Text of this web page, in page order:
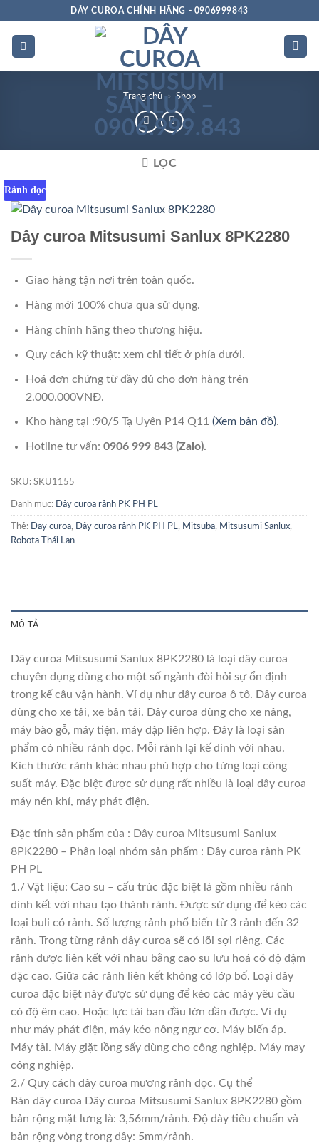
dung
DÂY CUROA CHÍNH HÃNG - 0906999843
Trang chủ » Shop
LỌC
Rảnh dọc
Dây curoa Mitsusumi Sanlux 8PK2280
Giao hàng tận nơi trên toàn quốc.
Hàng mới 100% chưa qua sử dụng.
Hàng chính hãng theo thương hiệu.
Quy cách kỹ thuật: xem chi tiết ở phía dưới.
Hoá đơn chứng từ đầy đủ cho đơn hàng trên
2.000.000VNĐ.
Kho hàng tại :90/5 Tạ Uyên P14 Q11 (Xem bản đồ).
Hotline tư vấn: 0906 999 843 (Zalo).
SKU: SKU1155
Danh mục: Dây curoa rảnh PK PH PL
Thẻ: Day curoa, Dây curoa rảnh PK PH PL , Mitsuba, Mitsusumi Sanlux,
Robota Thái Lan
MÔ TẢ
Dây curoa Mitsusumi Sanlux 8PK2280 là loại dây curoa
chuyên dụng dùng cho một số ngành đòi hỏi sự ổn định
trong kế câu vận hành. Ví dụ như dây curoa ô tô. Dây curoa
dùng cho xe tải, xe bản tải. Dây curoa dùng cho xe nâng,
máy bào gỗ, máy tiện, máy dập liên hợp. Đây là loại sản
phẩm có nhiều rảnh dọc. Mỗi rảnh lại kế dính với nhau.
Kích thước rảnh khác nhau phù hợp cho từng loại công
suất máy. Đặc biệt được sử dụng rất nhiều là loại dây curoa
máy nén khí, máy phát điện.
Đặc tính sản phẩm của : Dây curoa Mitsusumi Sanlux
8PK2280 – Phân loại nhóm sản phẩm : Dây curoa rảnh PK
PH PL
1./ Vật liệu: Cao su – cấu trúc đặc biệt là gồm nhiều rảnh
dính kết với nhau tạo thành rảnh. Được sử dụng để kéo các
loại buli có rảnh. Số lượng rảnh phổ biến từ 3 rảnh đến 32
rảnh. Trong từng rảnh dây curoa sẽ có lõi sợi riêng. Các
rảnh được liên kết với nhau bằng cao su lưu hoá có độ đậm
đặc cao. Giữa các rảnh liên kết không có lớp bố. Loại dây
curoa đặc biệt này được sử dụng để kéo các máy yêu cầu
có độ êm cao. Hoặc lực tải ban đầu lớn dần được. Ví dụ
như máy phát điện, máy kéo nông ngư cơ. Máy biến áp.
Máy tải. Máy giặt lồng sấy dùng cho công nghiệp. Máy may
công nghiệp.
2./ Quy cách dây curoa mương rảnh dọc. Cụ thể
Bản dây curoa Dây curoa Mitsusumi Sanlux 8PK2280 gồm
bản rộng mặt lưng là: 3,56mm/rảnh. Độ dày tiêu chuẩn và
bản rộng vòng trong dây: 5mm/rảnh.